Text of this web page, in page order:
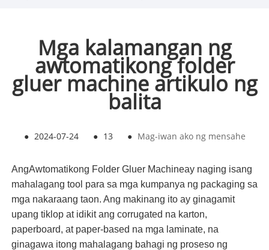
Mga kalamangan ng
awtomatikong folder
gluer machine artikulo ng
balita
● 2024-07-24 ● 13 ● Mag-iwan ako ng mensahe
AngAwtomatikong Folder Gluer Machineay naging isang
mahalagang tool para sa mga kumpanya ng packaging sa
mga nakaraang taon. Ang makinang ito ay ginagamit
upang tiklop at idikit ang corrugated na karton,
paperboard, at paper-based na mga laminate, na
ginagawa itong mahalagang bahagi ng proseso ng